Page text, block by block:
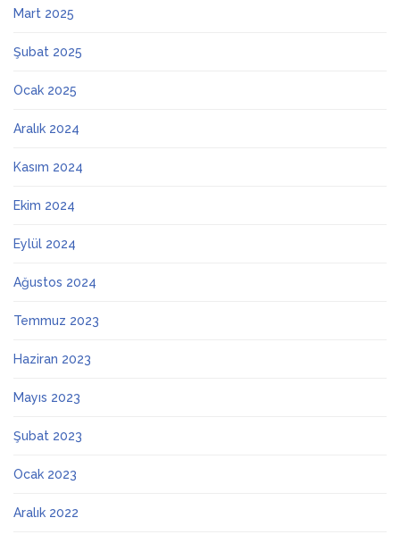
Mart 2025
Şubat 2025
Ocak 2025
Aralık 2024
Kasım 2024
Ekim 2024
Eylül 2024
Ağustos 2024
Temmuz 2023
Haziran 2023
Mayıs 2023
Şubat 2023
Ocak 2023
Aralık 2022